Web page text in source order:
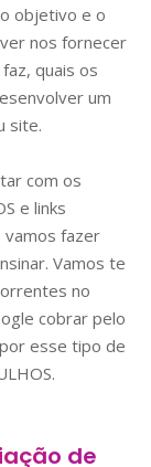
objetivo e o
nos fornecer
quais os
um
site.
com os
e links
vamos fazer
Vamos te
no
cobrar pelo
esse tipo de
.
de